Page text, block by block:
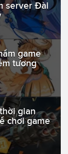
server Đài
game
tương
gian
chơi game